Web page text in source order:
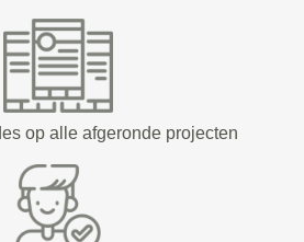
op alle afgeronde projecten